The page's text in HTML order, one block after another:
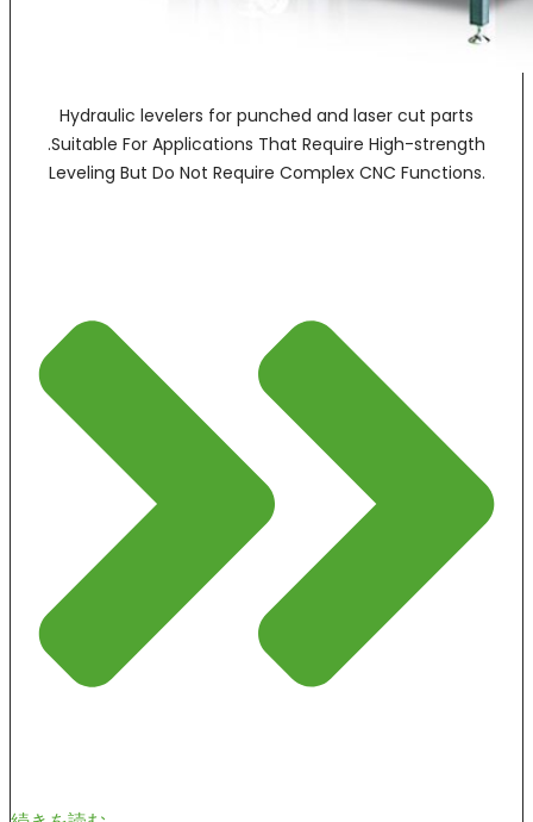
Hydraulic levelers for punched and laser cut parts
.Suitable For Applications That Require High-strength
Leveling But Do Not Require Complex CNC Functions.